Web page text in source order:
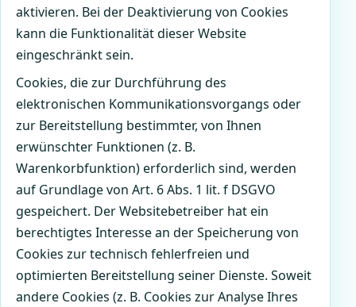
aktivieren. Bei der Deaktivierung von Cookies
kann die Funktionalität dieser Website
eingeschränkt sein.
Cookies, die zur Durchführung des
elektronischen Kommunikationsvorgangs oder
zur Bereitstellung bestimmter, von Ihnen
erwünschter Funktionen (z. B.
Warenkorbfunktion) erforderlich sind, werden
auf Grundlage von Art. 6 Abs. 1 lit. f DSGVO
gespeichert. Der Websitebetreiber hat ein
berechtigtes Interesse an der Speicherung von
Cookies zur technisch fehlerfreien und
optimierten Bereitstellung seiner Dienste. Soweit
andere Cookies (z. B. Cookies zur Analyse Ihres